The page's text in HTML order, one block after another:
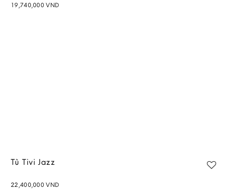
19,740,000VND
Tủ Tivi Jazz
22,400,000VND